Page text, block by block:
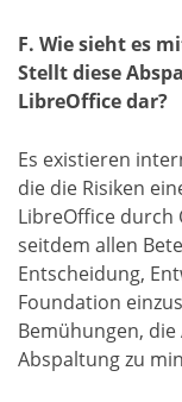
F. Wie sieht es
Stellt diese
LibreOffice dar?
Es existieren
die die Risiken
LibreOffice durch
seitdem allen
Entscheidung,
Foundation
Bemühungen,
Abspaltung zu